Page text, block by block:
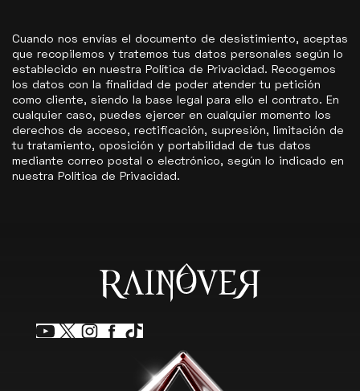
Cuando nos envías el documento de desistimiento, aceptas
que recopilemos y tratemos tus datos personales según lo
establecido en nuestra Política de Privacidad. Recogemos
los datos con la finalidad de poder atender tu petición
como cliente, siendo la base legal para ello el contrato. En
cualquier caso, puedes ejercer en cualquier momento los
derechos de acceso, rectificación, supresión, limitación de
tu tratamiento, oposición y portabilidad de tus datos
mediante correo postal o electrónico, según lo indicado en
nuestra Política de Privacidad.